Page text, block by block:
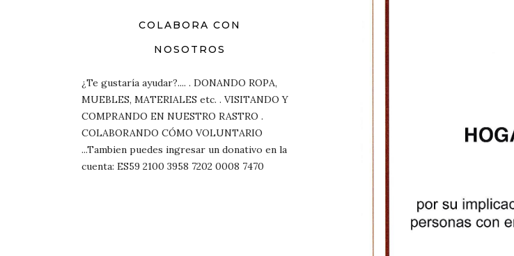
COLABORA CON
NOSOTROS
¿Te gustaría ayudar?.... . DONANDO ROPA,
MUEBLES, MATERIALES etc. . VISITANDO Y
COMPRANDO EN NUESTRO RASTRO .
COLABORANDO CÓMO VOLUNTARIO
...Tambien puedes ingresar un donativo en la
cuenta: ES59 2100 3958 7202 0008 7470